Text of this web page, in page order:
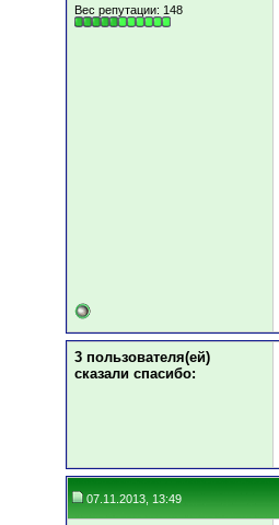
Вес репутации: 148
3 пользователя(ей)
сказали cпасибо:
07.11.2013, 13:49